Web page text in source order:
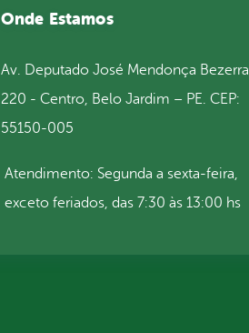
Onde Estamos
Av. Deputado José Mendonça Bezerra,
220 - Centro, Belo Jardim – PE. CEP:
55150-005
Atendimento: Segunda a sexta-feira,
exceto feriados, das 7:30 às 13:00 hs